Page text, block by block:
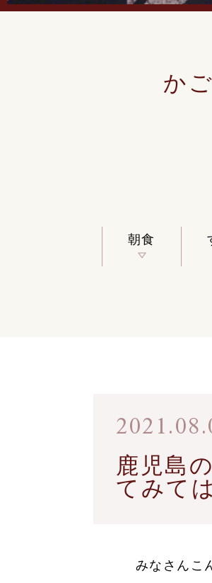
か
朝食
鹿児島
てみて
みなさんこ